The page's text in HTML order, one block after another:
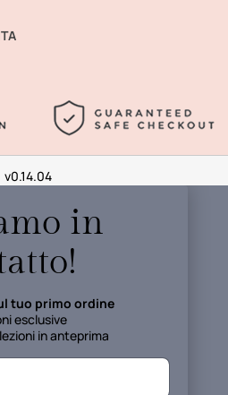
v0.14.04
in
tuo primo ordine
esclusive
in anteprima